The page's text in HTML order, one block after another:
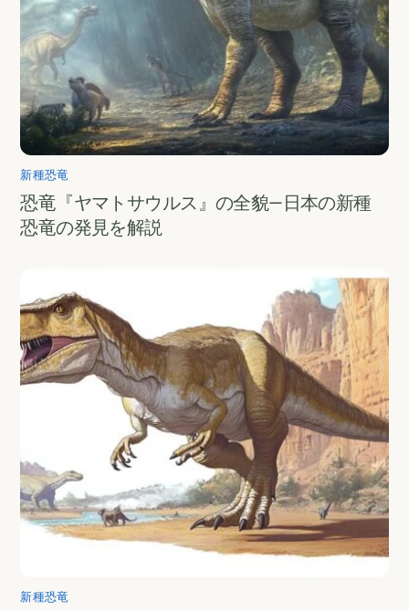
新種恐竜
恐竜『ヤマトサウルス』の全貌—日本の新種
恐竜の発見を解説
新種恐竜